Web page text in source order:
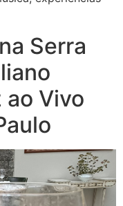
Serra
Vivo